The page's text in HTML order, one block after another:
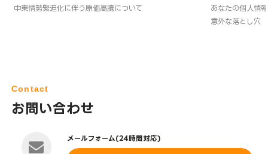
中東情勢緊迫化に伴う原価高騰について
あなたの個人情
意外な落とし穴
Contact
お問い合わせ
メールフォーム(24時間対応)